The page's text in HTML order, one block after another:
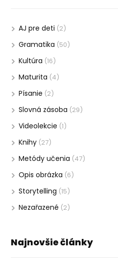
AJ pre deti (2)
Gramatika (50)
Kultúra (16)
Maturita (4)
Písanie (2)
Slovná zásoba (29)
Videolekcie (1)
Knihy (27)
Metódy učenia (47)
Opis obrázka (6)
Storytelling (15)
Nezařazené (2)
Najnovšie články